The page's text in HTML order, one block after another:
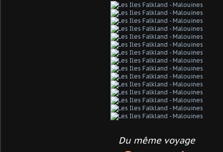
Du même voyage